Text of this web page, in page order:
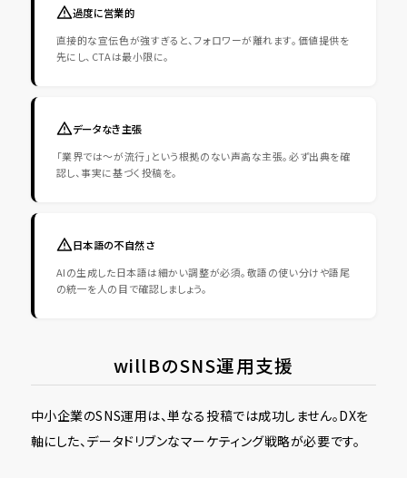
過度に営業的
直接的な宣伝色が強すぎると、フォロワーが離れます。価値提供を
先にし、CTAは最小限に。
データなき主張
「業界では〜が流行」という根拠のない声高な主張。必ず出典を確
認し、事実に基づく投稿を。
日本語の不自然さ
AIの生成した日本語は細かい調整が必須。敬語の使い分けや語尾
の統一を人の目で確認しましょう。
willBのSNS運用支援
中小企業のSNS運用は、単なる投稿では成功しません。DXを
軸にした、データドリブンなマーケティング戦略が必要です。